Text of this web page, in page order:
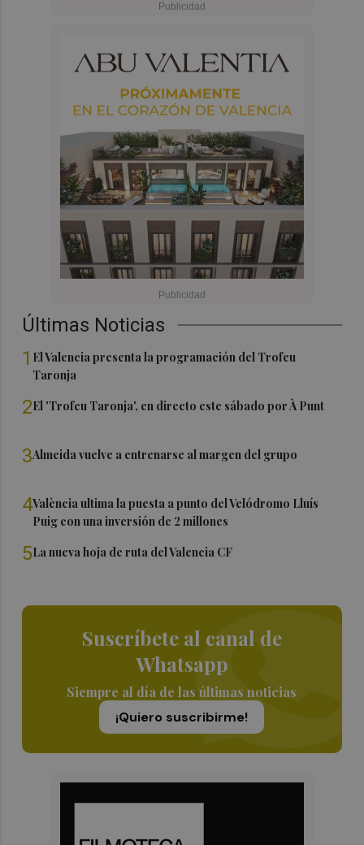
Últimas Noticias
1 El Valencia presenta la programación del Trofeu
Taronja
2El 'Trofeu Taronja', en directo este sábado por À Punt
3Almeida vuelve a entrenarse al margen del grupo
4València ultima la puesta a punto del Velódromo Lluís
Puig con una inversión de 2 millones
5La nueva hoja de ruta del Valencia CF
Suscríbete al canal de
Whatsapp
Siempre al día de las últimas noticias
¡Quiero suscribirme!